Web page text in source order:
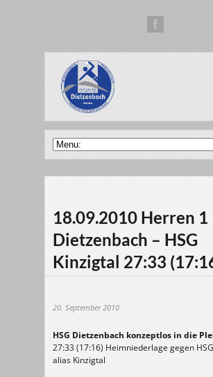
18.09.2010 Herren 1
Dietzenbach – HSG
Kinzigtal 27:33
20. September 2010
HSG Dietzenbach konzeptlos in die
27:33 (17:16) Heimniederlage gegen
alias Kinzigtal